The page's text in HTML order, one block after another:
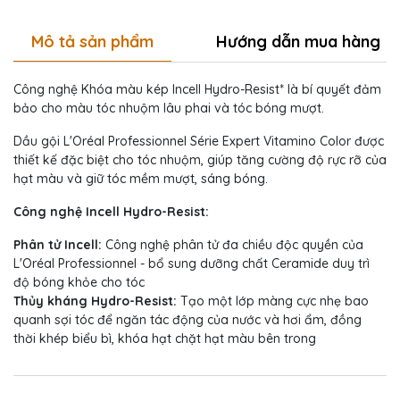
Mô tả sản phẩm Hướng dẫn mua hàng
Công nghệ Khóa màu kép Incell Hydro-Resist* là bí quyết đảm
bảo cho màu tóc nhuộm lâu phai và tóc bóng mượt.
Dầu gội L'Oréal Professionnel Série Expert Vitamino Color được
thiết kế đặc biệt cho tóc nhuộm, giúp tăng cường độ rực rỡ của
hạt màu và giữ tóc mềm mượt, sáng bóng.
Công nghệ Incell Hydro-Resist:
Phân tử Incell: Công nghệ phân tử đa chiều độc quyền của
L'Oréal Professionnel - bổ sung dưỡng chất Ceramide duy trì
độ bóng khỏe cho tóc
Thủy kháng Hydro-Resist: Tạo một lớp màng cực nhẹ bao
quanh sợi tóc để ngăn tác động của nước và hơi ẩm, đồng
thời khép biểu bì, khóa hạt chặt hạt màu bên trong